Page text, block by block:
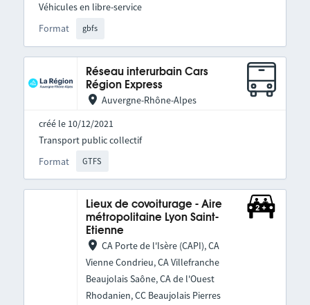
Format gbfs
Véhicules en libre-service
Réseau interurbain Cars
Région Express
Auvergne-Rhône-Alpes
créé le 10/12/2021
Format GTFS
Transport public collectif
Lieux de covoiturage - Aire
métropolitaine Lyon Saint-
Etienne
CA Porte de l'Isère (CAPI), CA
Vienne Condrieu, CA Villefranche
Beaujolais Saône, CA de l'Ouest
Rhodanien, CC Beaujolais Pierres